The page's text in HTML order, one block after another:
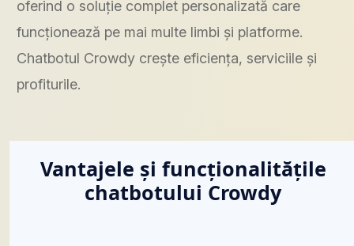
oferind o soluție complet personalizată care
funcționează pe mai multe limbi și platforme.
Chatbotul Crowdy crește eficiența, serviciile și
profiturile.
Vantajele și funcționalitățile
chatbotului Crowdy